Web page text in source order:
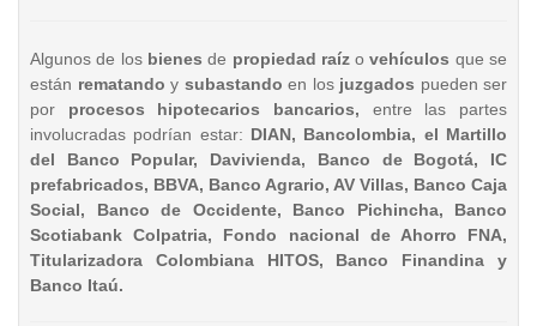
Algunos de los bienesde propiedad raízo vehículos que se
están rematando y subastando en los juzgados pueden ser
por procesos hipotecarios bancarios, entre las partes
involucradas podrían estar: DIAN, Bancolombia, el Martillo
del Banco Popular, Davivienda, Banco de Bogotá, IC
prefabricados, BBVA, Banco Agrario, AV Villas, Banco Caja
Social, Banco de Occidente, Banco Pichincha, Banco
Scotiabank Colpatria, Fondo nacional de Ahorro FNA,
Titularizadora Colombiana HITOS, Banco Finandina y
Banco Itaú.